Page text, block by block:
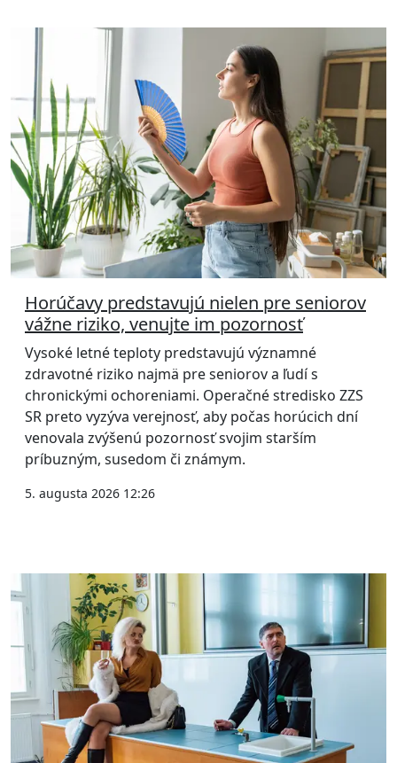
Horúčavy predstavujú nielen pre seniorov
vážne riziko, venujte im pozornosť
Vysoké letné teploty predstavujú významné
zdravotné riziko najmä pre seniorov a ľudí s
chronickými ochoreniami. Operačné stredisko ZZS
SR preto vyzýva verejnosť, aby počas horúcich dní
venovala zvýšenú pozornosť svojim starším
príbuzným, susedom či známym.
5. augusta 2026 12:26